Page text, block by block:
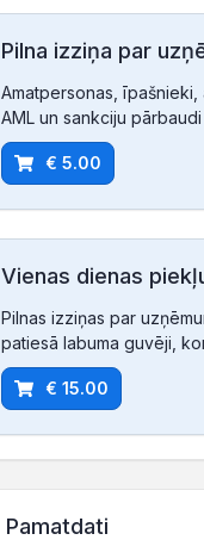
Pilna izziņa par
Amatpersonas,
AML un sankciju pārbaudi
€ 5.00
Vienas dienas
Pilnas izziņas par
patiesā labuma guvēji,
€ 15.00
Pamatdati